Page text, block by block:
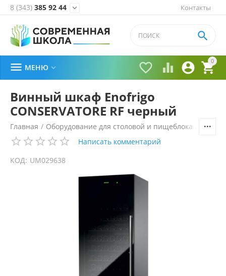
Контакты
8 (343) 385 92 44 
0


 

 МЕНЮ 
Винный шкаф Enofrigo
CONSERVATORE RF черный
Главная / Оборудование для столовой и пищеблока
Написать комментарий
КОД: UM029638